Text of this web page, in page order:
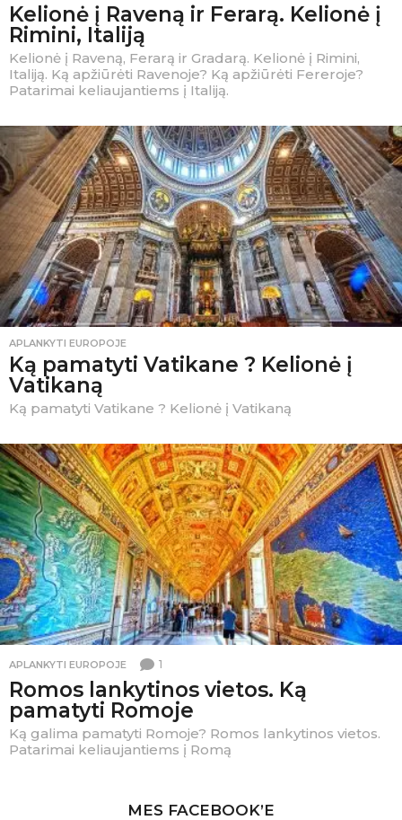
Kelionė į Raveną ir Ferarą. Kelionė į
Rimini, Italiją
Kelionė į Raveną, Ferarą ir Gradarą. Kelionė į Rimini,
Italiją. Ką apžiūrėti Ravenoje? Ką apžiūrėti Fereroje?
Patarimai keliaujantiems į Italiją.
APLANKYTI EUROPOJE
Ką pamatyti Vatikane ? Kelionė į
Vatikaną
Ką pamatyti Vatikane ? Kelionė į Vatikaną
APLANKYTI EUROPOJE 1
Romos lankytinos vietos. Ką
pamatyti Romoje
Ką galima pamatyti Romoje? Romos lankytinos vietos.
Patarimai keliaujantiems į Romą
MES FACEBOOK’E